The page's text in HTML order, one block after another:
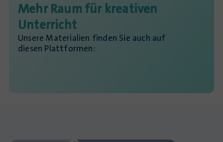
Mehr Raum für kreativen
Unterricht
Unsere Materialien finden Sie auch auf
diesen Plattformen: